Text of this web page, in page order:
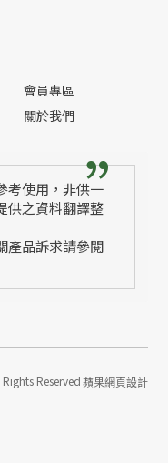
會員專區
關於我們
考使用，非供一
供之資料翻譯整
產品訴求請參閱
Reserved蘋果網頁設計